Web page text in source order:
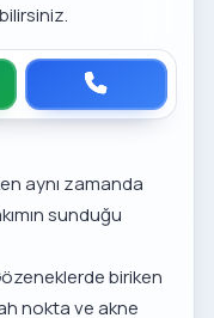
aynı zamanda
sunduğu
biriken
nokta ve akne